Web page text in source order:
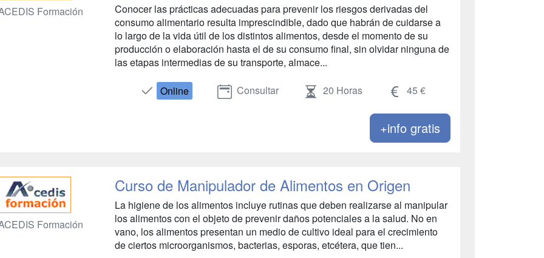
Formación
Conocer las prácticas adecuadas para prevenir los riesgos derivadas del
consumo alimentario resulta imprescindible, dado que habrán de cuidarse a
lo largo de la vida útil de los distintos alimentos, desde el momento de su
producción o elaboración hasta el de su consumo final, sin olvidar ninguna de
las etapas intermedias de su transporte, almace...
Online Consultar 20 Horas 45 €
+info gratis
Formación
Curso de Manipulador de Alimentos en Origen
La higiene de los alimentos incluye rutinas que deben realizarse al manipular
los alimentos con el objeto de prevenir daños potenciales a la salud. No en
vano, los alimentos presentan un medio de cultivo ideal para el crecimiento
de ciertos microorganismos, bacterias, esporas, etcétera, que tien...